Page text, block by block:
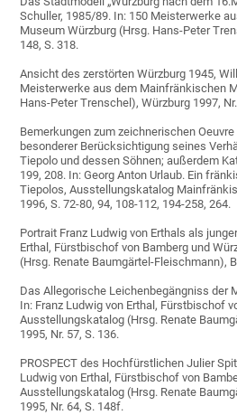
Schuller, 1985/89. In: 150 Meisterwerke
Museum Würzburg (Hrsg. Hans-Peter
148, S. 318.
Ansicht des zerstörten Würzburg 1945,
Meisterwerke aus dem Mainfränkischen
Hans-Peter Trenschel), Würzburg 1997,
Bemerkungen zum zeichnerischen
besonderer Berücksichtigung seines
Tiepolo und dessen Söhnen; außerdem
199, 208. In: Georg Anton Urlaub. Ein
Tiepolos, Ausstellungskatalog
1996, S. 72-80, 94, 108-112, 194-258, 264.
Portrait Franz Ludwig von Erthals als
Erthal, Fürstbischof von Bamberg und
(Hrsg. Renate Baumgärtel-Fleischmann),
Das Allegorische Leichenbegängniss der
In: Franz Ludwig von Erthal, Fürstbischof
Ausstellungskatalog (Hrsg. Renate
1995, Nr. 57, S. 136.
PROSPECT des Hochfürstlichen Julier
Ludwig von Erthal, Fürstbischof von
Ausstellungskatalog (Hrsg. Renate
1995, Nr. 64, S. 148f.